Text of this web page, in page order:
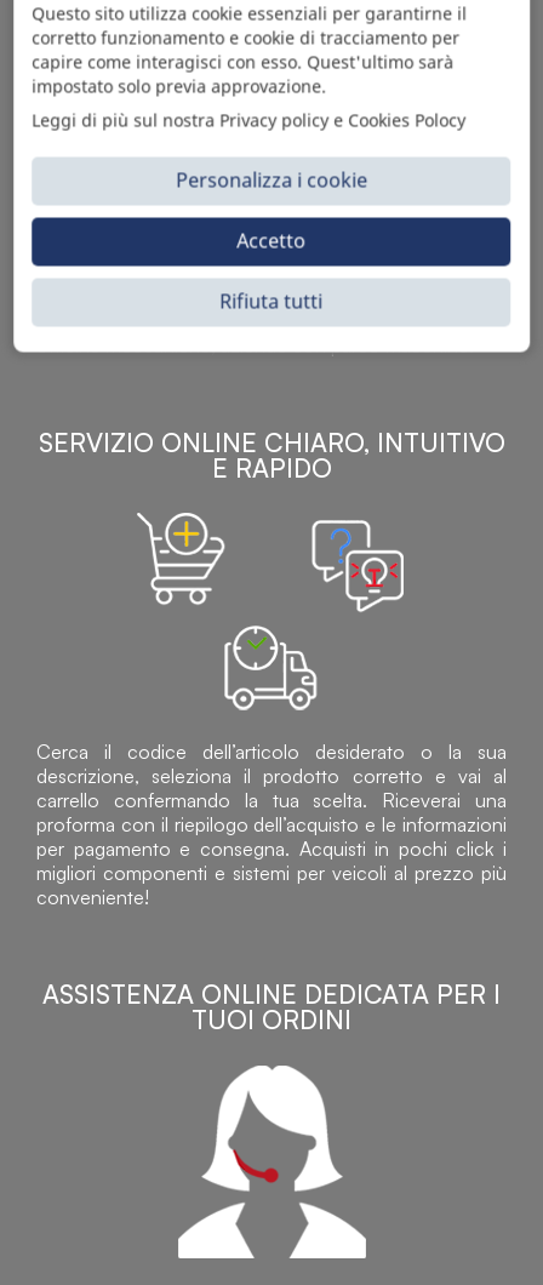
Sì Parts S.r.l. è leader nella distribuzione e vendita di
accessori per veicoli off-highway. Riconosciuto in tutto
il mondo per l’elevato standard qualitativo dei prodotti a
catalogo, attraverso la vendita B2B del ricco
assortimento di articoli originali rivolti a ricambisti,
officine meccaniche, aziende con parco macchine.
SERVIZIO ONLINE CHIARO, INTUITIVO
E RAPIDO
Cerca il codice dell’articolo desiderato o la sua
descrizione, seleziona il prodotto corretto e vai al
carrello confermando la tua scelta. Riceverai una
proforma con il riepilogo dell’acquisto e le informazioni
per pagamento e consegna. Acquisti in pochi click i
migliori componenti e sistemi per veicoli al prezzo più
conveniente!
ASSISTENZA ONLINE DEDICATA PER I
TUOI ORDINI
Questo sito utilizza cookie essenziali per garantirne il
corretto funzionamento e cookie di tracciamento per
capire come interagisci con esso. Quest'ultimo sarà
impostato solo previa approvazione.
Leggi di più sul nostra Privacy policy e Cookies Polocy
Personalizza i cookie
Rifiuta tutti
Accetto